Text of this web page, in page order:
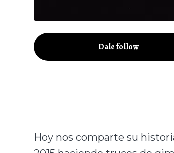
Dale follow
Hoy nos comparte su